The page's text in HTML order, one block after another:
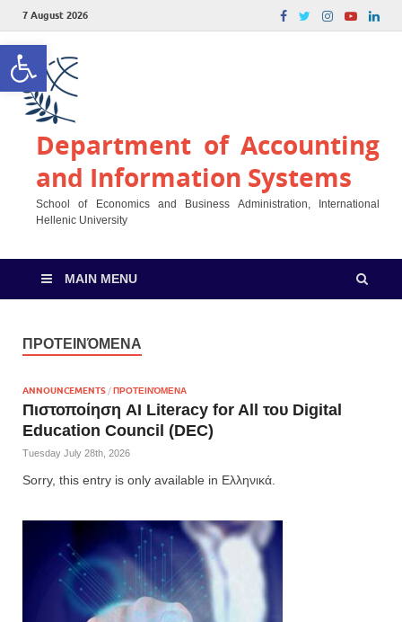
Open toolbar
7 August 2026
Department of Accounting
and Information Systems
School of Economics and Business Administration, International
Hellenic University
MAIN MENU
ΠΡΟΤΕΙΝΌΜΕΝΑ
ANNOUNCEMENTS /ΠΡΟΤΕΙΝΌΜΕΝΑ
Πιστοποίηση AI Literacy for All του Digital
Education Council (DEC)
Tuesday July 28th, 2026
Sorry, this entry is only available in Ελληνικά.